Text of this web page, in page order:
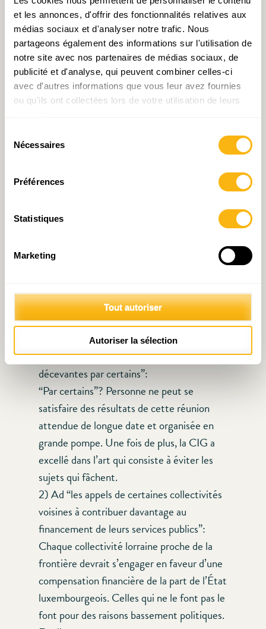
et les annonces, d'offrir des fonctionnalités relatives aux
médias sociaux et d'analyser notre trafic. Nous
partageons également des informations sur l'utilisation de
notre site avec nos partenaires de médias sociaux, de
publicité et d'analyse, qui peuvent combiner celles-ci
avec d'autres informations que vous leur avez fournies
ou qu'ils ont collectées lors de votre utilisation de leurs
Nécessaires
Préférences
Statistiques
Marketing
Tout autoriser
Autoriser la sélection
Prendre contact avec Vincent Hein
2 thoughts on “
Le fait frontalier :
04.03.2026 à 15:51
Merci, d’abord, d’avoir parlé du “fait
frontalier”, un dossier qui m’occupe et me
préoccupe depuis bientôt 40 ans.
1) Ad “conclusions de la CIG-FL jugées
décevantes par certains”:
“Par certains”? Personne ne peut se
satisfaire des résultats de cette réunion
attendue de longue date et organisée en
grande pompe. Une fois de plus, la CIG a
excellé dans l’art qui consiste à éviter les
sujets qui fâchent.
2) Ad “les appels de certaines collectivités
voisines à contribuer davantage au
financement de leurs services publics”:
Chaque collectivité lorraine proche de la
frontière devrait s’engager en faveur d’une
compensation financière de la part de l’État
luxembourgeois. Celles qui ne le font pas le
font pour des raisons bassement politiques.